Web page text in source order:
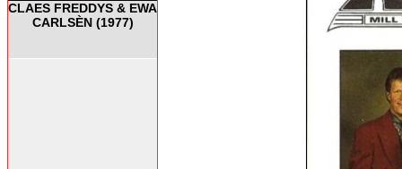
CLAES FREDDYS & EWA
CARLSÈN (1977)